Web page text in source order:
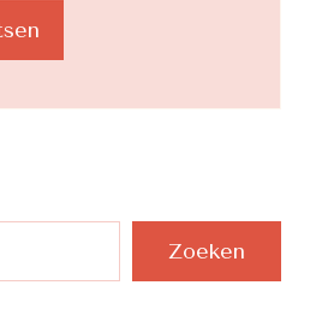
Zoeken